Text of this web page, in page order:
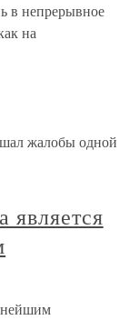
в непрерывное
на
жалобы одной
является